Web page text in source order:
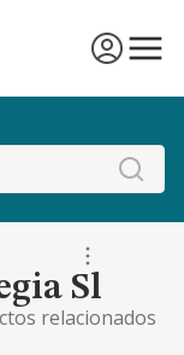
Sl
relacionados